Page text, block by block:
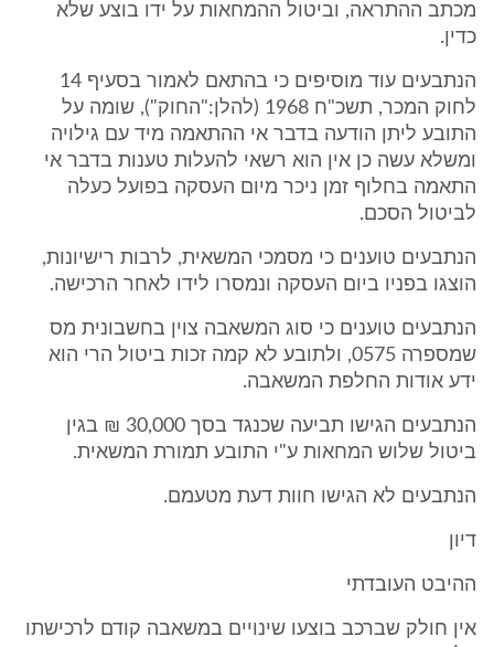
מכתב ההתראה, וביטול ההמחאות על ידו בוצע שלא
כדין.
הנתבעים עוד מוסיפים כי בהתאם לאמור בסעיף 14
לחוק המכר, תשכ"ח 1968 (להלן:"החוק"), שומה על
התובע ליתן הודעה בדבר אי ההתאמה מיד עם גילויה
ומשלא עשה כן אין הוא רשאי להעלות טענות בדבר אי
התאמה בחלוף זמן ניכר מיום העסקה בפועל כעלה
לביטול הסכם.
הנתבעים טוענים כי מסמכי המשאית, לרבות רישיונות,
הוצגו בפניו ביום העסקה ונמסרו לידו לאחר הרכישה.
הנתבעים טוענים כי סוג המשאבה צוין בחשבונית מס
שמספרה 0575, ולתובע לא קמה זכות ביטול הרי הוא
ידע אודות החלפת המשאבה.
הנתבעים הגישו תביעה שכנגד בסך 30,000 ₪ בגין
ביטול שלוש המחאות ע"י התובע תמורת המשאית.
הנתבעים לא הגישו חוות דעת מטעמם.
דיון
ההיבט העובדתי
אין חולק שברכב בוצעו שינויים במשאבה קודם לרכישתו